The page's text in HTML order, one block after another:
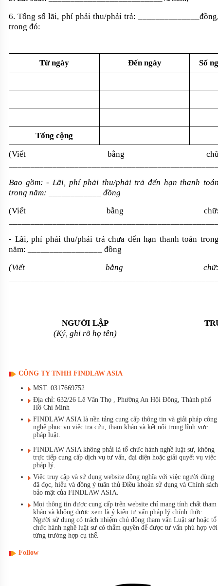
6. Tổng số lãi, phí phải thu/phải trả:
trong đó:
Từ ngày Đến ngày Số
Tổng cộng
(Viết bằng ch
Bao gồm: - Lãi, phí phải thu/phải trả đến hạn thanh
trong năm: ____________ đồng
(Viết bằng
- Lãi, phí phải thu/phải trả chưa đến hạn thanh toán
năm: _________________ đồng
(Viết bằng
NGƯỜI LẬP
(Ký, ghi rõ họ tên)
CÔNG TY TNHH FINDLAW ASIA
MST: 0317669752
Địa chỉ: 632/26 Lê Văn Thọ , Phường An Hội Đông, Thành phố
Hồ Chí Minh
FINDLAW ASIA là nền tảng cung cấp thông tin và giải pháp công
nghệ phục vụ việc tra cứu, tham khảo và kết nối trong lĩnh vực
pháp luật.
FINDLAW ASIA không phải là tổ chức hành nghề luật sư, không
trực tiếp cung cấp dịch vụ tư vấn, đại diện hoặc giải quyết vụ việc
pháp lý.
Việc truy cập và sử dụng website đồng nghĩa với việc người dùng
đã đọc, hiểu và đồng ý tuân thủ Điều khoản sử dụng và Chính sách
bảo mật của FINDLAW ASIA.
Mọi thông tin được cung cấp trên website chỉ mang tính chất tham
khảo và không được xem là ý kiến tư vấn pháp lý chính thức.
Người sử dụng có trách nhiệm chủ động tham vấn Luật sư hoặc tổ
chức hành nghề luật sư có thẩm quyền để được tư vấn phù hợp với
từng trường hợp cụ thể.
Follow